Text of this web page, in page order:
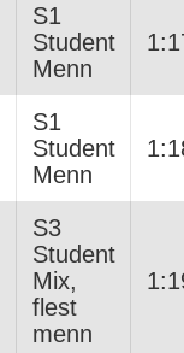
S1
Student
Menn
S1
Student
Menn
S3
Student
Mix,
flest
menn